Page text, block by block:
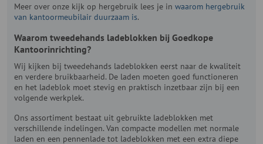
Meer over onze kijk op hergebruik lees je in waarom hergebruik
van kantoormeubilair duurzaam is.
Waarom tweedehands ladeblokken bij Goedkope
Kantoorinrichting?
Wij kijken bij tweedehands ladeblokken eerst naar de kwaliteit
en verdere bruikbaarheid. De laden moeten goed functioneren
en het ladeblok moet stevig en praktisch inzetbaar zijn bij een
volgende werkplek.
Ons assortiment bestaat uit gebruikte ladeblokken met
verschillende indelingen. Van compacte modellen met normale
laden en een pennenlade tot ladeblokken met een extra diepe